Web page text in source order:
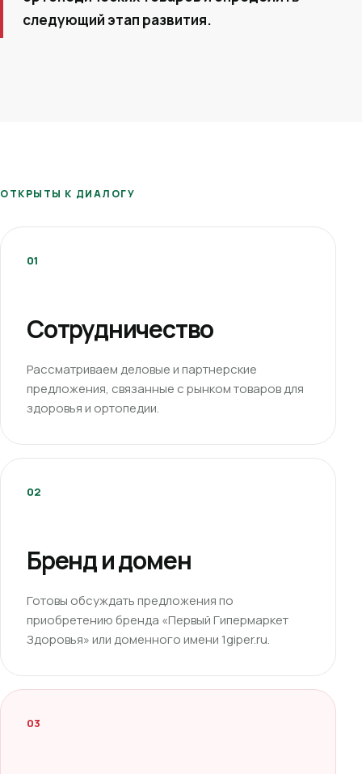
следующий этап развития.
ОТКРЫТЫ К ДИАЛОГУ
01
Сотрудничество
Рассматриваем деловые и партнерские
предложения, связанные с рынком товаров для
здоровья и ортопедии.
02
Бренд и домен
Готовы обсуждать предложения по
приобретению бренда «Первый Гипермаркет
Здоровья» или доменного имени 1giper.ru.
03